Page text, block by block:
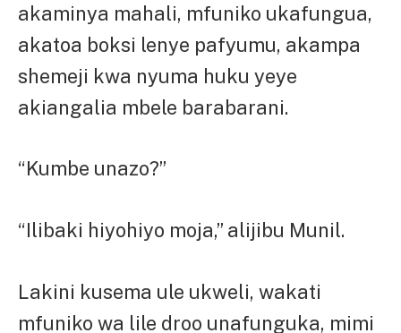
akaminya mahali, mfuniko ukafungua,
akatoa boksi lenye pafyumu, akampa
shemeji kwa nyuma huku yeye
akiangalia mbele barabarani.
“Kumbe unazo?”
“Ilibaki hiyohiyo moja,” alijibu Munil.
Lakini kusema ule ukweli, wakati
mfuniko wa lile droo unafunguka, mimi